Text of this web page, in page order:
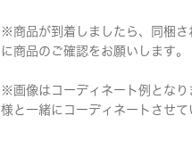
※商品が到着しましたら、同梱
に商品のご確認をお願いします。
※画像はコーディネート例とな
様と一緒にコーディネートさせて